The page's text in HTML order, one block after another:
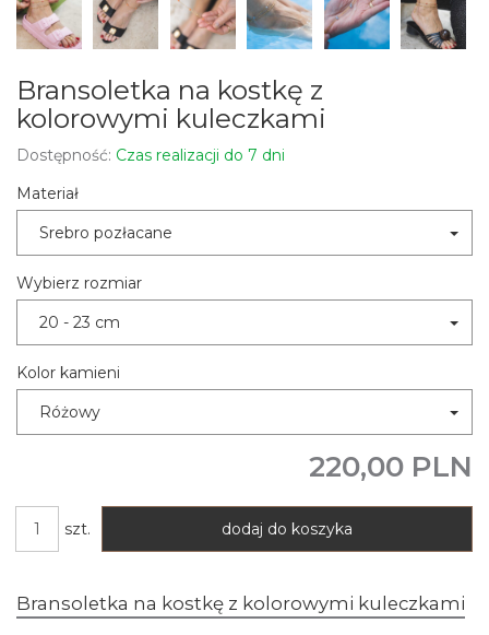
Bransoletka na kostkę z
kolorowymi kuleczkami
Dostępność: Czas realizacji do 7 dni
Materiał
Srebro pozłacane
Wybierz rozmiar
20 - 23 cm
Kolor kamieni
Różowy
220,00 PLN
szt. dodaj do koszyka
Bransoletka na kostkę z kolorowymi kuleczkami